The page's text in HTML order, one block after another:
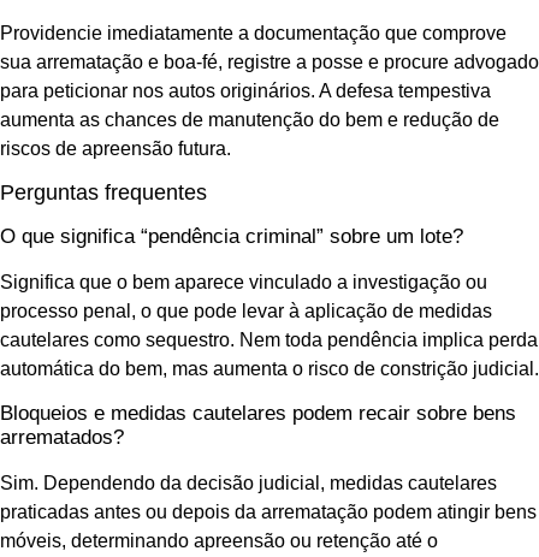
Providencie imediatamente a documentação que comprove
sua arrematação e boa-fé, registre a posse e procure advogado
para peticionar nos autos originários. A defesa tempestiva
aumenta as chances de manutenção do bem e redução de
riscos de apreensão futura.
Perguntas frequentes
O que significa “pendência criminal” sobre um lote?
Significa que o bem aparece vinculado a investigação ou
processo penal, o que pode levar à aplicação de medidas
cautelares como sequestro. Nem toda pendência implica perda
automática do bem, mas aumenta o risco de constrição judicial.
Bloqueios e medidas cautelares podem recair sobre bens
arrematados?
Sim. Dependendo da decisão judicial, medidas cautelares
praticadas antes ou depois da arrematação podem atingir bens
móveis, determinando apreensão ou retenção até o